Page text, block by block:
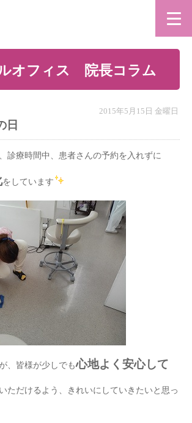
オフィス 院長コラム
2015年5月15日 金曜日
日
診療時間中、患者さんの予約を入れずに
をしています
、皆様が少しでも心地よく安心して
ただけるよう、きれいにしていきたいと思っ